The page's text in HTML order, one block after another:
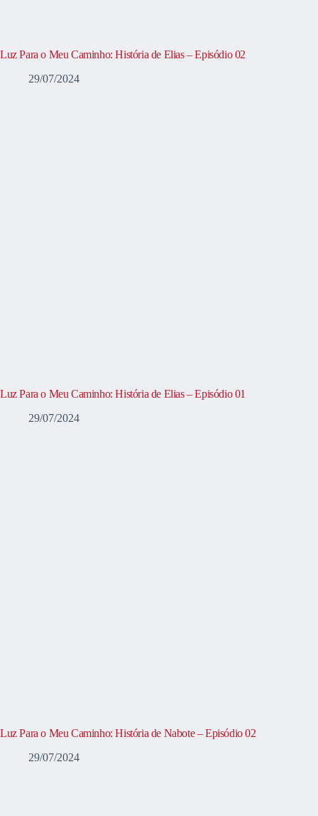
Luz Para o Meu Caminho: História de Elias – Episódio 02
29/07/2024
Luz Para o Meu Caminho: História de Elias – Episódio 01
29/07/2024
Luz Para o Meu Caminho: História de Nabote – Episódio 02
29/07/2024